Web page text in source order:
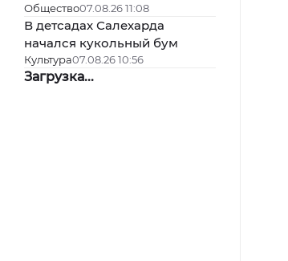
Общество07.08.26 11:08
В детсадах Салехарда
начался кукольный бум
Культура07.08.26 10:56
Загрузка...